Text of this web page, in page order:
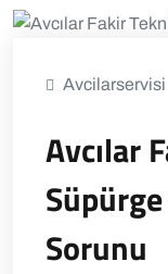
Avcilarservisi
Avcılar
Sorunu